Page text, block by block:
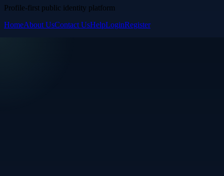
Profile-first public identity platform
HomeAbout UsContact UsHelpLoginRegister